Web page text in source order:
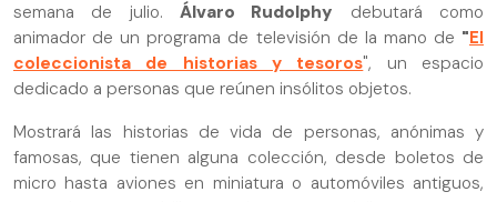
semana de julio. Álvaro Rudolphy debutará como
animador de un programa de televisión de la mano de "El
coleccionista de historias y tesoros", un espacio
dedicado a personas que reúnen insólitos objetos.
Mostrará las historias de vida de personas, anónimas y
famosas, que tienen alguna colección, desde boletos de
micro hasta aviones en miniatura o automóviles antiguos,